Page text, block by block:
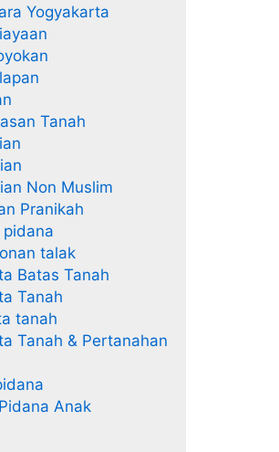
Yogyakarta
Tanah
Non Muslim
Pranikah
pidana
talak
Batas Tanah
Tanah
tanah
Tanah & Pertanahan
Anak